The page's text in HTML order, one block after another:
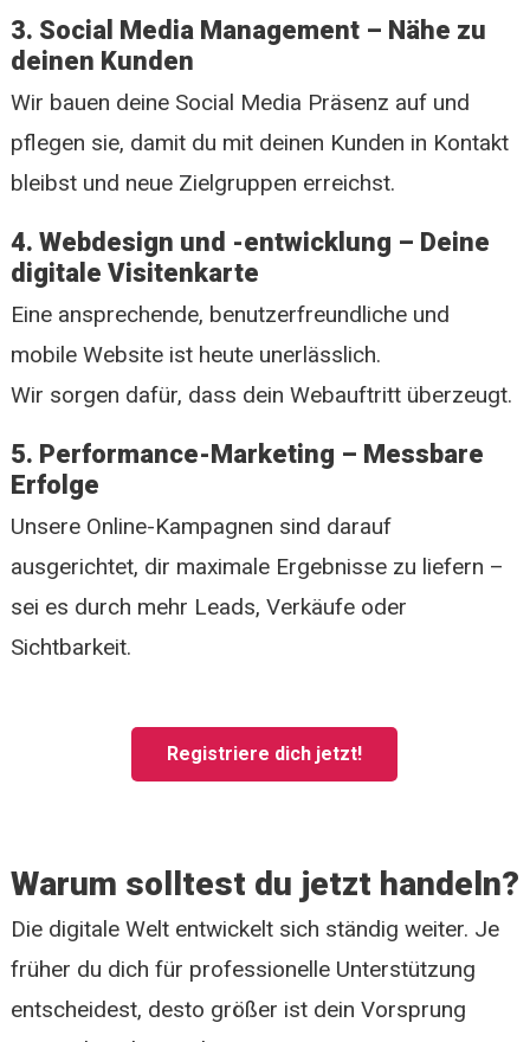
3. Social Media Management – Nähe zu
deinen Kunden
Wir bauen deine Social Media Präsenz auf und
pflegen sie, damit du mit deinen Kunden in Kontakt
bleibst und neue Zielgruppen erreichst.
4. Webdesign und -entwicklung – Deine
digitale Visitenkarte
Eine ansprechende, benutzerfreundliche und
mobile Website ist heute unerlässlich.
Wir sorgen dafür, dass dein Webauftritt überzeugt.
5. Performance-Marketing – Messbare
Erfolge
Unsere Online-Kampagnen sind darauf
ausgerichtet, dir maximale Ergebnisse zu liefern –
sei es durch mehr Leads, Verkäufe oder
Sichtbarkeit.
Registriere dich jetzt!
Warum solltest du jetzt handeln?
Die digitale Welt entwickelt sich ständig weiter. Je
früher du dich für professionelle Unterstützung
entscheidest, desto größer ist dein Vorsprung